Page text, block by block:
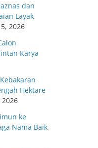
dan
Layak
2026
Karya
Hektare
ke
Nama Baik